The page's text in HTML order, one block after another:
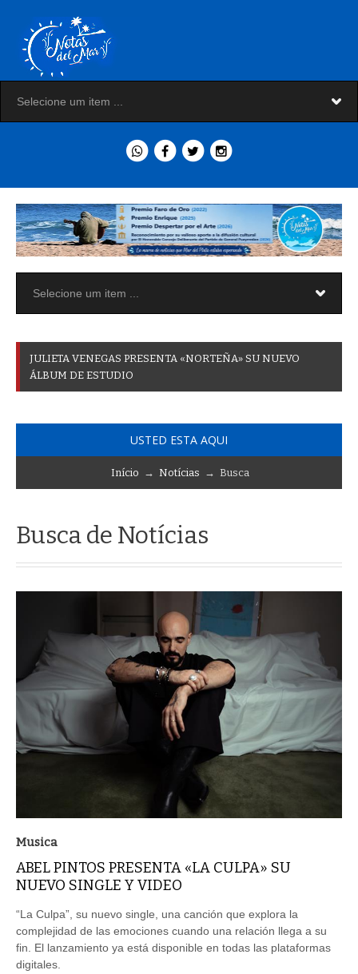
JULIETA VENEGAS PRESENTA «NORTEÑA» SU NUEVO
ÁLBUM DE ESTUDIO
USTED ESTA AQUI
Início → Notícias → Busca
Busca de Notícias
Musica
ABEL PINTOS PRESENTA «LA CULPA» SU
NUEVO SINGLE Y VIDEO
“La Culpa”, su nuevo single, una canción que explora la
complejidad de las emociones cuando una relación llega a su
fin. El lanzamiento ya está disponible en todas las plataformas
digitales.